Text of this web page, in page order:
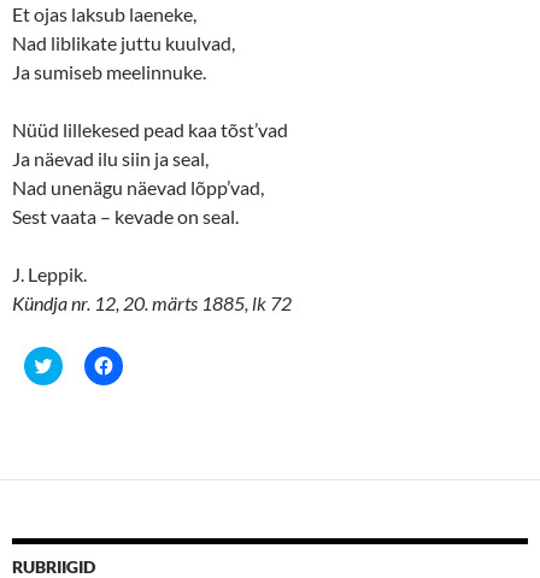
Et ojas laksub laeneke,
Nad liblikate juttu kuulvad,
Ja sumiseb meelinnuke.
Nüüd lillekesed pead kaa tõst’vad
Ja näevad ilu siin ja seal,
Nad unenägu näevad lõpp’vad,
Sest vaata – kevade on seal.
J. Leppik.
Kündja nr. 12, 20. märts 1885, lk 72
C
l
h
e
o
n
C
l
h
e
o
RUBRIIGID